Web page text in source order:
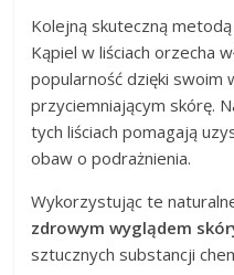
Kolejną skuteczną
Kąpiel w liściach orzecha
popularność dzięki swoim
przyciemniającym skórę.
tych liściach pomagają
obaw o podrażnienia.
Wykorzystując te
zdrowym wyglądem
sztucznych substancji